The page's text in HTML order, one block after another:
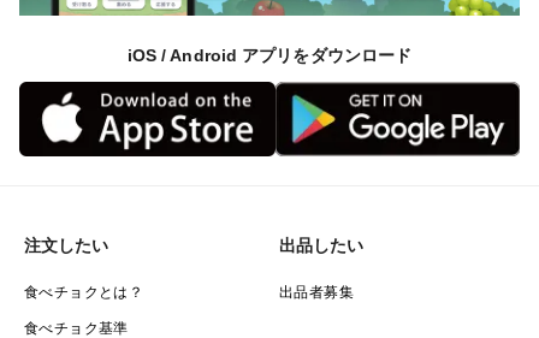
iOS / Android アプリをダウンロード
注文したい
食べチョクとは？
食べチョク基準
出品したい
出品者募集